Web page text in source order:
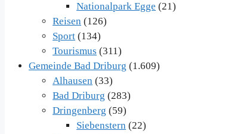
Nationalpark Egge (21)
Reisen (126)
Sport (134)
Tourismus (311)
Gemeinde Bad Driburg (1.609)
Alhausen (33)
Bad Driburg (283)
Dringenberg (59)
Siebenstern (22)